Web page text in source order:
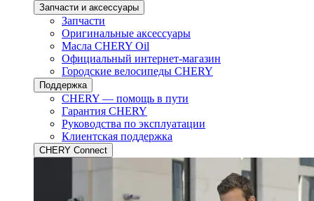
Запчасти и аксессуары
Запчасти
Оригинальные аксессуары
Масла CHERY Oil
Официальный интернет-магазин
Городские велосипеды CHERY
Поддержка
CHERY — помощь в пути
Гарантия CHERY
Руководства по эксплуатации
Клиентская поддержка
CHERY Connect